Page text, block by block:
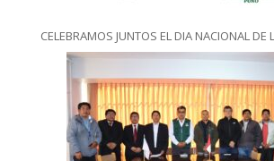
CELEBRAMOS JUNTOS EL DIA NACIONAL DE